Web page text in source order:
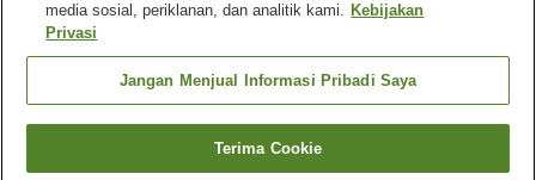
Fasilitas properti
Tempat parkir
Spa / Salon kecantikan
Mesin penjual otomatis
Cari kamar
media sosial, periklanan, dan analitik kami. Kebijakan
Privasi
Jangan Menjual Informasi Pribadi Saya
Terima Cookie